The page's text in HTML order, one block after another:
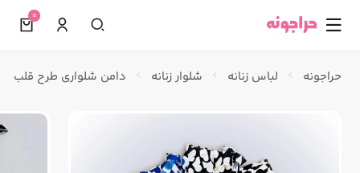
☰
0
حراجونه لباس زنانه شلوار زنانه دامن شلواری طرح قلب